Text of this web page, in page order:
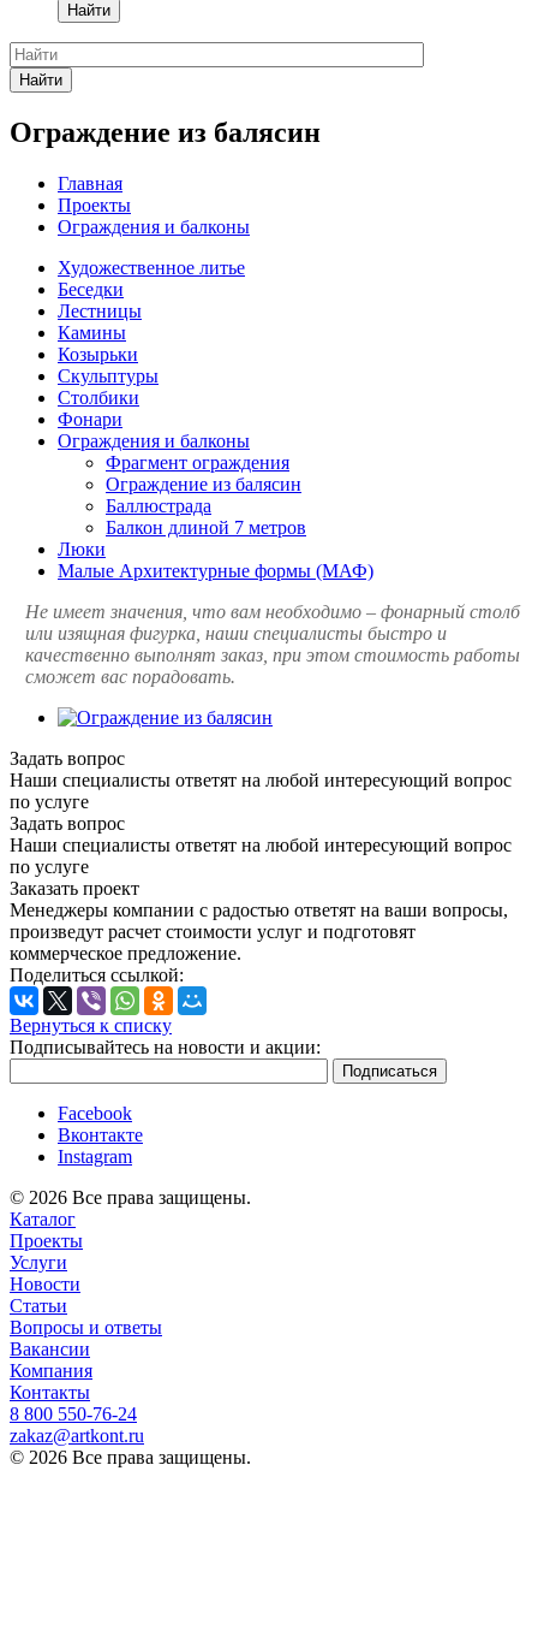
Найти
Найти
Ограждение из балясин
Главная
Проекты
Ограждения и балконы
Художественное литье
Беседки
Лестницы
Камины
Козырьки
Скульптуры
Столбики
Фонари
Ограждения и балконы
Фрагмент ограждения
Ограждение из балясин
Баллюстрада
Балкон длиной 7 метров
Люки
Малые Архитектурные формы (МАФ)
Не имеет значения, что вам необходимо – фонарный столб
или изящная фигурка, наши специалисты быстро и
качественно выполнят заказ, при этом стоимость работы
сможет вас порадовать.
Задать вопрос
Наши специалисты ответят на любой интересующий вопрос
по услуге
Задать вопрос
Наши специалисты ответят на любой интересующий вопрос
по услуге
Заказать проект
Менеджеры компании с радостью ответят на ваши вопросы,
произведут расчет стоимости услуг и подготовят
коммерческое предложение.
Поделиться ссылкой:
Вернуться к списку
Подписывайтесь на новости и акции:
Facebook
Вконтакте
Instagram
© 2026 Все права защищены.
Каталог
Проекты
Услуги
Новости
Статьи
Вопросы и ответы
Вакансии
Компания
Контакты
8 800 ‎550-76-24
zakaz@artkont.ru
© 2026 Все права защищены.